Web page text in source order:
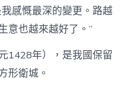
感慨最深的變更。路越
意也越來越好了。”
1428年），是我國保留
形衛城。